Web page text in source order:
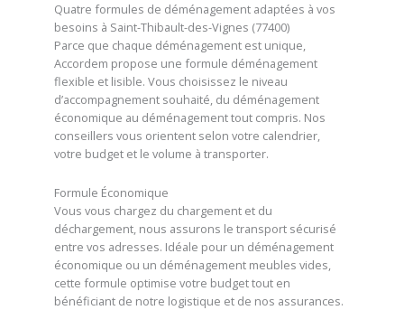
Quatre formules de déménagement adaptées à vos
besoins à Saint-Thibault-des-Vignes (77400)
Parce que chaque déménagement est unique,
Accordem propose une formule déménagement
flexible et lisible. Vous choisissez le niveau
d’accompagnement souhaité, du déménagement
économique au déménagement tout compris. Nos
conseillers vous orientent selon votre calendrier,
votre budget et le volume à transporter.
Formule Économique
Vous vous chargez du chargement et du
déchargement, nous assurons le transport sécurisé
entre vos adresses. Idéale pour un déménagement
économique ou un déménagement meubles vides,
cette formule optimise votre budget tout en
bénéficiant de notre logistique et de nos assurances.